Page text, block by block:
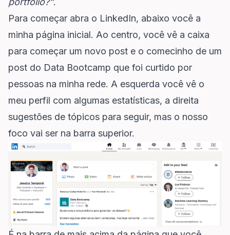
Para começar abra o LinkedIn, abaixo você a
minha página inicial. Ao centro, você vê a caixa
para começar um novo post e o comecinho de um
post do Data Bootcamp que foi curtido por
pessoas na minha rede. A esquerda você vê o
meu perfil com algumas estatísticas, a direita
sugestões de tópicos para seguir, mas o nosso
foco vai ser na barra superior.